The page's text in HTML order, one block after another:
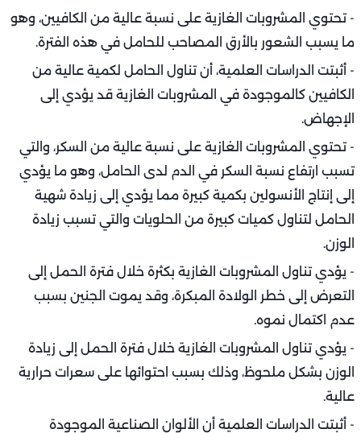
- تحتوي المشروبات الغازية على نسبة عالية من الكافيين، وهو
ما يسبب الشعور بالأرق المصاحب للحامل في هذه الفترة.
- أثبتت الدراسات العلمية، أن تناول الحامل لكمية عالية من
الكافيين كالموجودة في المشروبات الغازية قد يؤدي إلى
الإجهاض.
- تحتوي المشروبات الغازية على نسبة عالية من السكر، والتي
تسبب ارتفاع نسبة السكر في الدم لدى الحامل، وهو ما يؤدي
إلى إنتاج الأنسولين بكمية كبيرة مما يؤدي إلى زيادة شهية
الحامل لتناول كميات كبيرة من الحلويات والتي تسبب زيادة
الوزن.
- يؤدي تناول المشروبات الغازية بكثرة خلال فترة الحمل إلى
التعرض إلى خطر الولادة المبكرة، وقد يموت الجنين بسبب
عدم اكتمال نموه.
- يؤدي تناول المشروبات الغازية خلال فترة الحمل إلى زيادة
الوزن بشكل ملحوظ، وذلك بسبب احتوائها على سعرات حرارية
عالية.
- أثبتت الدراسات العلمية أن الألوان الصناعية الموجودة